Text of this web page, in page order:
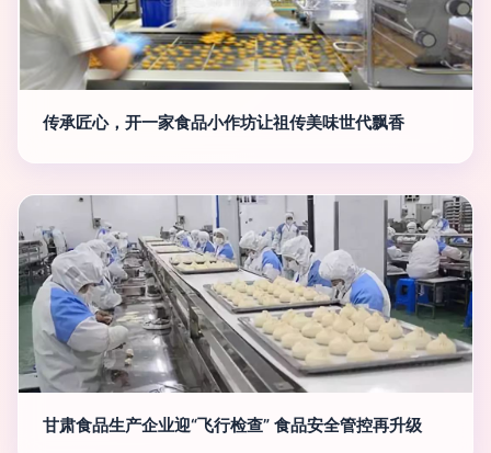
传承匠心，开一家食品小作坊让祖传美味世代飘香
甘肃食品生产企业迎“飞行检查” 食品安全管控再升级